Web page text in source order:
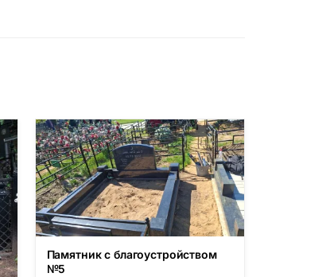
Памятник с благоустройством
№5